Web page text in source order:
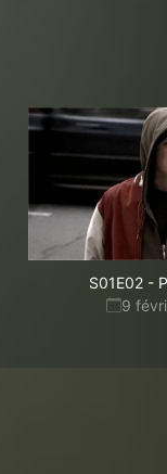
S01E02-
9